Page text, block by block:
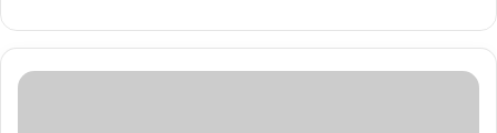
والي